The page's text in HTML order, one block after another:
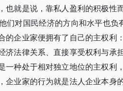
也就是说，靠私人盈利的积极性
们对国民经济的方向和水平也
的企业家便拥有了自己的主权利
济法律关系、直接享受权利与承
一种处于相对独立地位的主权利
企业家的行为就是法人企业本身